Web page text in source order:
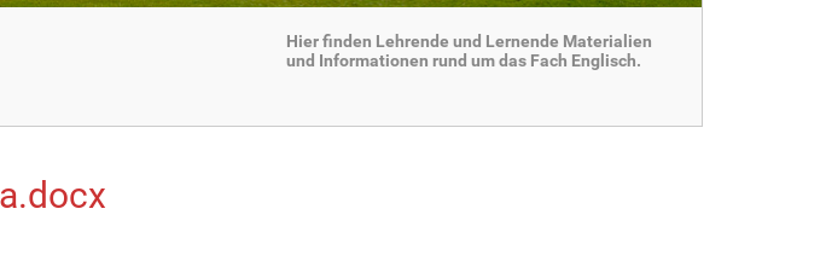
Hier finden Lehrende und Lernende Materialien
und Informationen rund um das Fach Englisch.